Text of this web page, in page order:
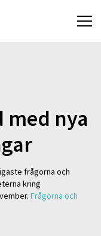
med nya
frågorna och
kring
Frågorna och